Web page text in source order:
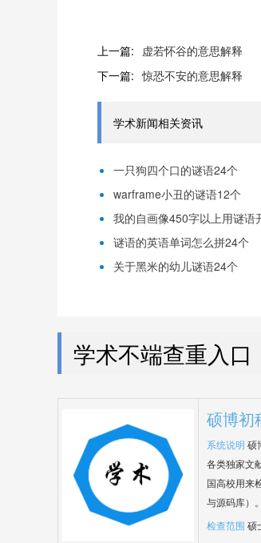
上一篇: 虚若怀谷的意思解释
下一篇: 惊恐不安的意思解释
学术新闻相关资讯
一只狗四个口的谜语24个
warframe小丑的谜语12个
我的自画像450字以上用谜语
谜语的英语单词怎么拼24个
关于黑米的幼儿谜语24个
学术不端查重入口
硕博初
系统说明 硕
各类独家文
国高校用来
与源码库）
检查范围 硕